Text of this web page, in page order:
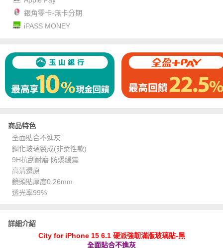
銀角零卡-無卡分期
iPASS MONEY
商品特色
全面貼合不進灰
鋼化玻璃製成(非柔性款)
9H抗刮耐磨 防爆緩震
高清還原
鏡頭貼厚度0.26mm
透光率99%
詳細介紹
City for iPhone 15 6.1 硬派強韌滿版玻璃貼-黑
全面貼合不進灰